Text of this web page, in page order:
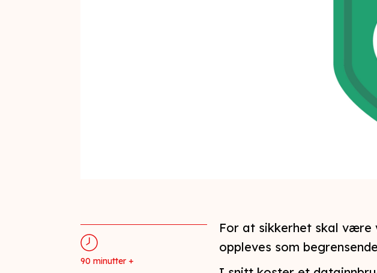
90 minutter +
For at sikkerhet skal være
oppleves som